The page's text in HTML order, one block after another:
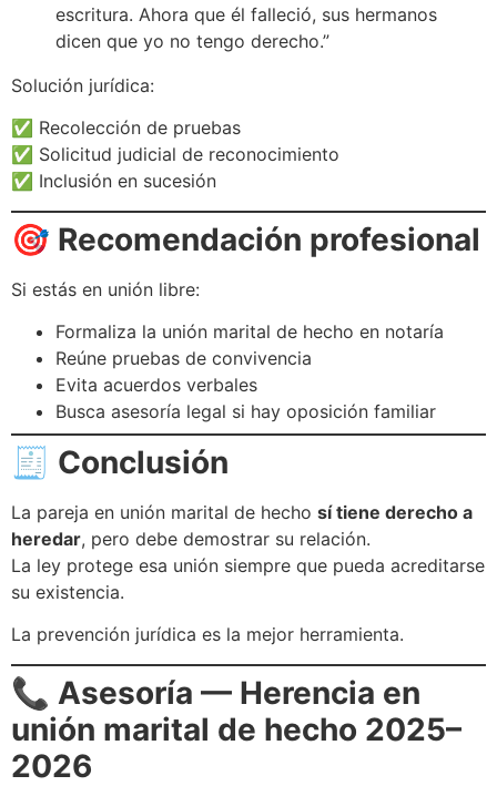
escritura. Ahora que él falleció, sus hermanos
dicen que yo no tengo derecho.”
Solución jurídica:
✅ Recolección de pruebas
✅ Solicitud judicial de reconocimiento
✅ Inclusión en sucesión
🎯 Recomendación profesional
Si estás en unión libre:
Formaliza la unión marital de hecho en notaría
Reúne pruebas de convivencia
Evita acuerdos verbales
Busca asesoría legal si hay oposición familiar
🧾 Conclusión
La pareja en unión marital de hecho sí tiene derecho a
heredar, pero debe demostrar su relación.
La ley protege esa unión siempre que pueda acreditarse
su existencia.
La prevención jurídica es la mejor herramienta.
📞 Asesoría — Herencia en
unión marital de hecho 2025–
2026